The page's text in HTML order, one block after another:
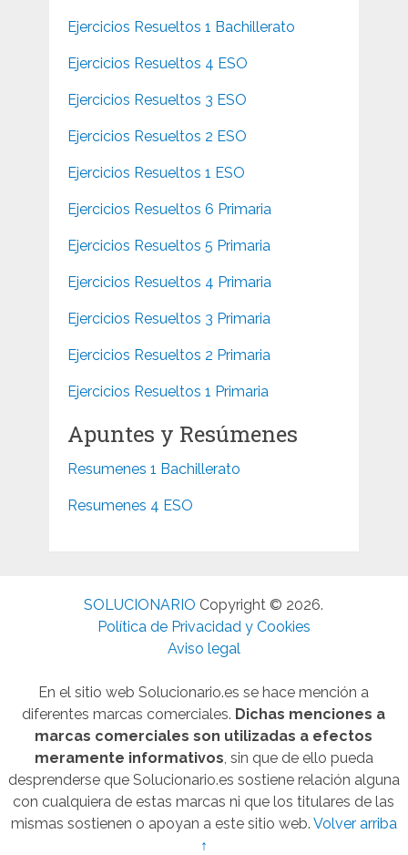
Ejercicios Resueltos 1 Bachillerato
Ejercicios Resueltos 4 ESO
Ejercicios Resueltos 3 ESO
Ejercicios Resueltos 2 ESO
Ejercicios Resueltos 1 ESO
Ejercicios Resueltos 6 Primaria
Ejercicios Resueltos 5 Primaria
Ejercicios Resueltos 4 Primaria
Ejercicios Resueltos 3 Primaria
Ejercicios Resueltos 2 Primaria
Ejercicios Resueltos 1 Primaria
Apuntes y Resúmenes
Resumenes 1 Bachillerato
Resumenes 4 ESO
SOLUCIONARIO Copyright © 2026.
Política de Privacidad y Cookies
Aviso legal
En el sitio web Solucionario.es se hace mención a
diferentes marcas comerciales. Dichas menciones a
marcas comerciales son utilizadas a efectos
meramente informativos , sin que de ello pueda
desprenderse que Solucionario.es sostiene relación alguna
con cualquiera de estas marcas ni que los titulares de las
mismas sostienen o apoyan a este sitio web. Volver arriba
↑